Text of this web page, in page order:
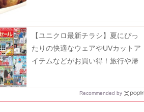
【ユニクロ最新チラシ】夏にぴっ
たりの快適なウェアやUVカットア
イテムなどがお買い得！旅行や帰
Recommended by